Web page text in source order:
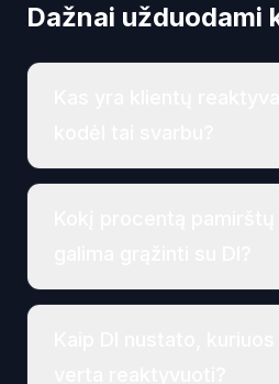
Dažnai užduodami